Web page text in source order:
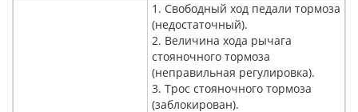
1. Свободный ход педали тормоза
(недостаточный).
2. Величина хода рычага
стояночного тормоза
(неправильная регулировка).
3. Трос стояночного тормоза
(заблокирован).